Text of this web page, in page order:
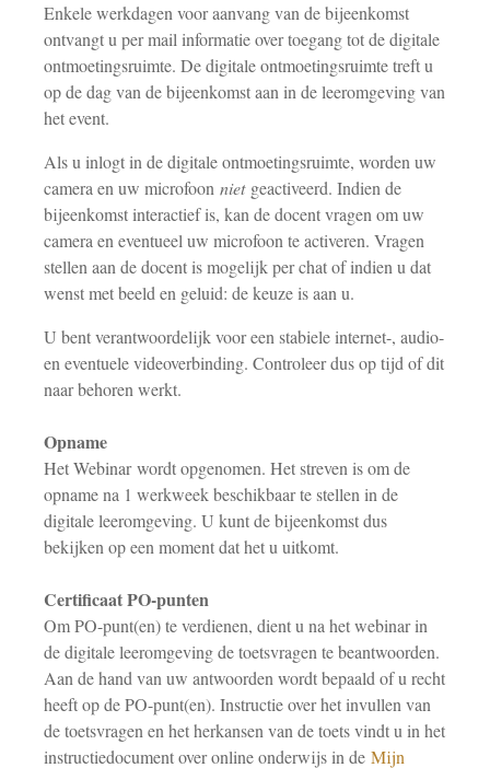
Enkele werkdagen voor aanvang van de bijeenkomst
ontvangt u per mail informatie over toegang tot de digitale
ontmoetingsruimte. De digitale ontmoetingsruimte treft u
op de dag van de bijeenkomst aan in de leeromgeving van
het event.
Als u inlogt in de digitale ontmoetingsruimte, worden uw
camera en uw microfoon nietgeactiveerd. Indien de
bijeenkomst interactief is, kan de docent vragen om uw
camera en eventueel uw microfoon te activeren. Vragen
stellen aan de docent is mogelijk per chat of indien u dat
wenst met beeld en geluid: de keuze is aan u.
U bent verantwoordelijk voor een stabiele internet-, audio-
en eventuele videoverbinding. Controleer dus op tijd of dit
naar behoren werkt.
Opname
Het Webinar wordt opgenomen. Het streven is om de
opname na 1 werkweek beschikbaar te stellen in de
digitale leeromgeving. U kunt de bijeenkomst dus
bekijken op een moment dat het u uitkomt.
Certificaat PO-punten
Om PO-punt(en) te verdienen, dient u na het webinar in
de digitale leeromgeving de toetsvragen te beantwoorden.
Aan de hand van uw antwoorden wordt bepaald of u recht
heeft op de PO-punt(en). Instructie over het invullen van
de toetsvragen en het herkansen van de toets vindt u in het
instructiedocument over online onderwijs in de Mijn